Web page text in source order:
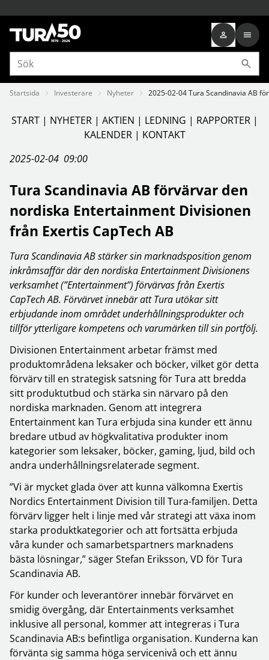
Startsida Investerare Nyheter 2025-02-04 Tura Scandinavia AB
START | NYHETER | AKTIEN | LEDNING | RAPPORTER |
KALENDER | KONTAKT
2025-02-04 09:00
Tura Scandinavia AB förvärvar den
nordiska Entertainment Divisionen
från Exertis CapTech AB
Tura Scandinavia AB stärker sin marknadsposition genom
inkråmsaffär där den nordiska Entertainment Divisionens
verksamhet (”Entertainment”) förvärvas från Exertis
CapTech AB. Förvärvet innebär att Tura utökar sitt
erbjudande inom området underhållningsprodukter och
tillför ytterligare kompetens och varumärken till sin portfölj.
Divisionen Entertainment arbetar främst med
produktområdena leksaker och böcker, vilket gör detta
förvärv till en strategisk satsning för Tura att bredda
sitt produktutbud och stärka sin närvaro på den
nordiska marknaden. Genom att integrera
Entertainment kan Tura erbjuda sina kunder ett ännu
bredare utbud av högkvalitativa produkter inom
kategorier som leksaker, böcker, gaming, ljud, bild och
andra underhållningsrelaterade segment.
”Vi är mycket glada över att kunna välkomna Exertis
Nordics Entertainment Division till Tura-familjen. Detta
förvärv ligger helt i linje med vår strategi att växa inom
starka produktkategorier och att fortsätta erbjuda
våra kunder och samarbetspartners marknadens
bästa lösningar,” säger Stefan Eriksson, VD för Tura
Scandinavia AB.
För kunder och leverantörer innebär förvärvet en
smidig övergång, där Entertainments verksamhet
inklusive all personal, kommer att integreras i Tura
Scandinavia AB:s befintliga organisation. Kunderna kan
förvänta sig samma höga servicenivå och ett ännu